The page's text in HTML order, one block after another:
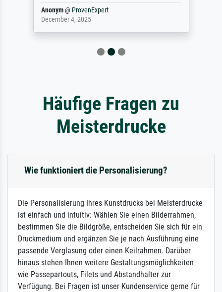
Anonym@ ProvenExpert
December 4, 2025
Häufige Fragen zu
Meisterdrucke
Wie funktioniert die Personalisierung?
Die Personalisierung Ihres Kunstdrucks bei Meisterdrucke
ist einfach und intuitiv: Wählen Sie einen Bilderrahmen,
bestimmen Sie die Bildgröße, entscheiden Sie sich für ein
Druckmedium und ergänzen Sie je nach Ausführung eine
passende Verglasung oder einen Keilrahmen. Darüber
hinaus stehen Ihnen weitere Gestaltungsmöglichkeiten
wie Passepartouts, Filets und Abstandhalter zur
Verfügung. Bei Fragen ist unser Kundenservice gerne für